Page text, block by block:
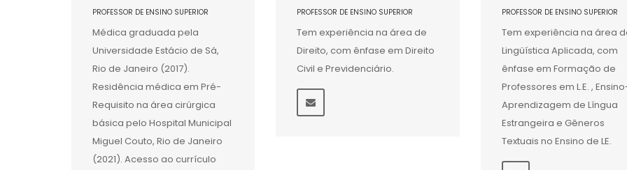
PROFESSOR DE ENSINO SUPERIOR
Médica graduada pela
Universidade Estácio de Sá,
Rio de Janeiro (2017).
Residência médica em Pré-
Requisito na área cirúrgica
básica pelo Hospital Municipal
Miguel Couto, Rio de Janeiro
(2021). Acesso ao currículo
PROFESSOR DE ENSINO SUPERIOR
Tem experiência na área de
Direito, com ênfase em Direito
Civil e Previdenciário.
PROFESSOR DE ENSINO SUPERIOR
Tem experiência na área
Lingüística Aplicada, com
ênfase em Formação de
Professores em L.E. ,
Aprendizagem de Língua
Estrangeira e Gêneros
Textuais no Ensino de LE.